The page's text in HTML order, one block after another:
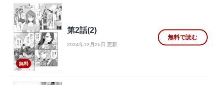
無料
第2話(2)
2024年12月25日 更新
無料で読む